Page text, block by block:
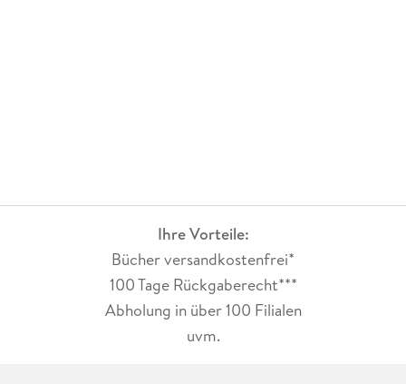
Ihre Vorteile:
Bücher versandkostenfrei*
100 Tage Rückgaberecht***
Abholung in über 100 Filialen
uvm.